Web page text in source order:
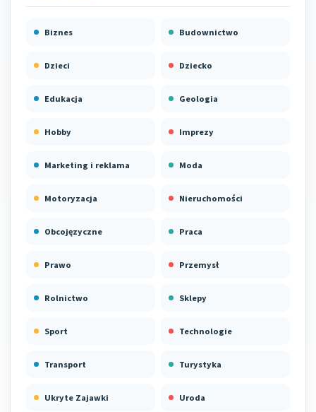
Biznes Budownictwo
Dzieci Dziecko
Edukacja Geologia
Hobby Imprezy
Marketing i reklama Moda
Motoryzacja Nieruchomości
Obcojęzyczne Praca
Prawo Przemysł
Rolnictwo Sklepy
Sport Technologie
Transport Turystyka
Ukryte Zajawki Uroda